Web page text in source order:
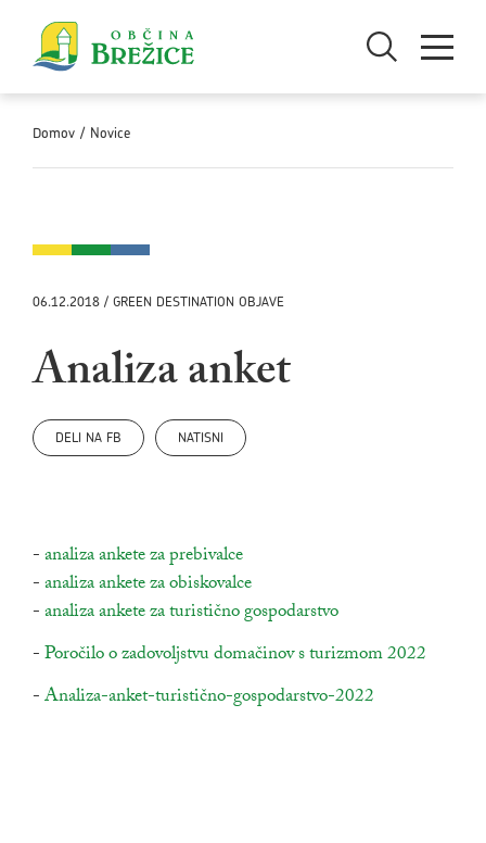
Odpri iskanjeOdpri meni
Domov / Novice
06.12.2018 / GREEN DESTINATION OBJAVE
Analiza anket
DELI NA FB NATISNI
-povezava na dokument
analiza ankete za prebivalce
-povezava na dokument
analiza ankete za obiskovalce
-povezava na dokument
analiza ankete za turistično gospodarstvo
-povezava na dokument
Poročilo o zadovoljstvu domačinov s turizmom 2022
-povezava na dokument
Analiza-anket-turistično-gospodarstvo-2022